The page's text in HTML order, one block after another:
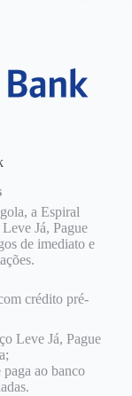
a Espiral
Já, Pague
de imediato e
crédito pré-
Leve Já, Pague
ao banco